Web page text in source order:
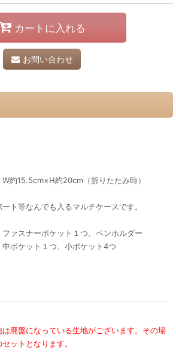
カートに入れる
お問い合わせ
約15.5cm×H約20cm（折りたたみ時）
ト等なんでも入るマルチケースです。
ァスナーポケット１つ、ペンホルダー
ポケット１つ、小ポケット4つ
廃盤になっている生地がございます。その場
ットとなります。